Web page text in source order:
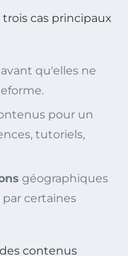
cas principaux
qu'elles ne
pour un
tutoriels,
géographiques
certaines
contenus